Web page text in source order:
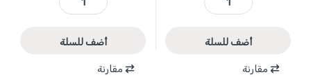
TAC2231801 - حجر جلخ معدن 7 انش سماكة 6 مم بفلنج TOTAL quantity
أضف للسلة
مقارنة
TAC2232301 - حجر جلخ معدن 9 انش سماكة 6 مم TOTAL quantity
أضف للسلة
مقارنة